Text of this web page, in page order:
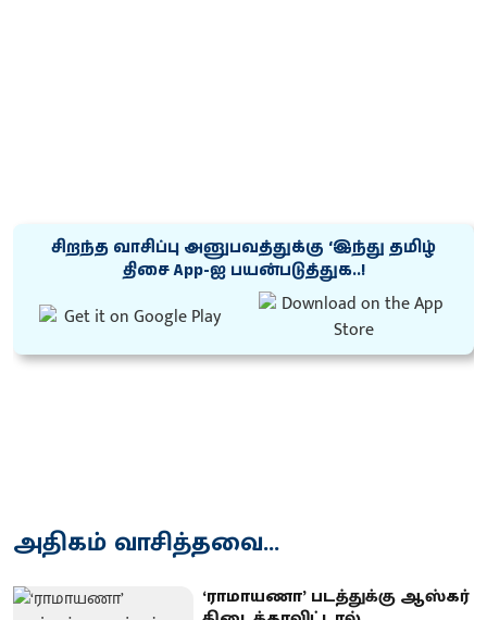
சிறந்த வாசிப்பு அனுபவத்துக்கு ‘இந்து தமிழ்
திசை App-ஐ பயன்படுத்துக..!
அதிகம் வாசித்தவை...
‘ராமாயணா’ படத்துக்கு ஆஸ்கர்